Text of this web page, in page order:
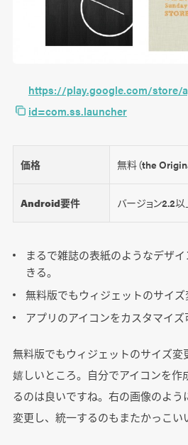
https://play.google.com/store/
id=com.ss.launcher
価格 無料（the
Android要件 バージョン2.2以
まるで雑誌の表紙のようなデザ
きる。
無料版でもウィジェットのサイズ
アプリのアイコンをカスタマイズ
無料版でもウィジェットのサイズ
嬉しいところ。自分でアイコンを作
るのは良いですね。右の画像のよう
変更し、統一するのもまたかっこい